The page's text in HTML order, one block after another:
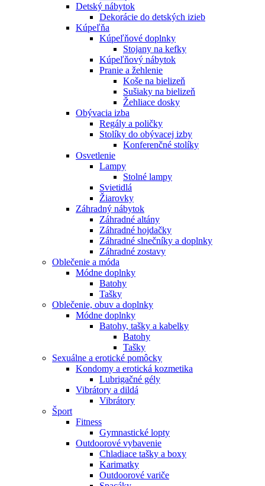
Detský nábytok
Dekorácie do detských izieb
Kúpeľňa
Kúpeľňové doplnky
Stojany na kefky
Kúpeľňový nábytok
Pranie a žehlenie
Koše na bielizeň
Sušiaky na bielizeň
Žehliace dosky
Obývacia izba
Regály a poličky
Stolíky do obývacej izby
Konferenčné stolíky
Osvetlenie
Lampy
Stolné lampy
Svietidlá
Žiarovky
Záhradný nábytok
Záhradné altány
Záhradné hojdačky
Záhradné slnečníky a doplnky
Záhradné zostavy
Oblečenie a móda
Módne doplnky
Batohy
Tašky
Oblečenie, obuv a doplnky
Módne doplnky
Batohy, tašky a kabelky
Batohy
Tašky
Sexuálne a erotické pomôcky
Kondomy a erotická kozmetika
Lubrigačné gély
Vibrátory a dildá
Vibrátory
Šport
Fitness
Gymnastické lopty
Outdoorové vybavenie
Chladiace tašky a boxy
Karimatky
Outdoorové variče